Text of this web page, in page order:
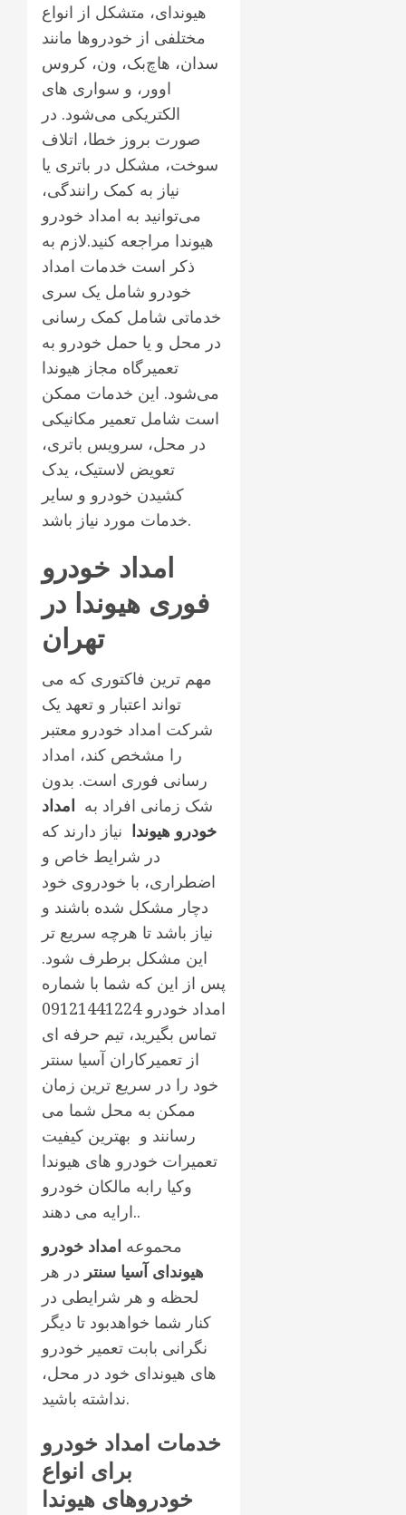
هیوندای، متشکل از انواع
مختلفی از خودروها مانند
سدان، هاچ‌بک، ون، کروس
اوور، و سواری های
الکتریکی می‌شود. در
صورت بروز خطا، اتلاف
سوخت، مشکل در باتری یا
نیاز به کمک رانندگی،
می‌توانید به امداد خودرو
هیوندا مراجعه کنید.لازم به
ذکر است خدمات امداد
خودرو شامل یک سری
خدماتی شامل کمک رسانی
در محل و یا حمل خودرو به
تعمیرگاه مجاز هیوندا
می‌شود. این خدمات ممکن
است شامل تعمیر مکانیکی
در محل، سرویس باتری،
تعویض لاستیک، یدک
کشیدن خودرو و سایر
خدمات مورد نیاز باشد.
امداد خودرو
فوری هیوندا در
تهران
مهم ترین فاکتوری که می
تواند اعتبار و تعهد یک
شرکت امداد خودرو معتبر
را مشخص کند، امداد
رسانی فوری است. بدون
شک زمانی افراد به امداد
خودرو هیوندا نیاز دارند که
در شرایط خاص و
اضطراری، با خودروی خود
دچار مشکل شده باشند و
نیاز باشد تا هرچه سریع تر
این مشکل برطرف شود.
پس از این که شما با شماره
امداد خودرو 09121441224
تماس بگیرید، تیم حرفه ای
از تعمیرکاران آسیا سنتر
خود را در سریع ترین زمان
ممکن به محل شما می
رسانند و بهترین کیفیت
تعمیرات خودرو های هیوندا
وکیا رابه مالکان خودرو
ارایه می دهند..
محموعه امداد خودرو
هیوندای آسیا سنتر در هر
لحظه و هر شرایطی در
کنار شما خواهدبود تا دیگر
نگرانی بابت تعمیر خودرو
های هیوندای خود در محل،
نداشته باشید.
خدمات امداد خودرو
برای انواع
خودروهای هیوندا